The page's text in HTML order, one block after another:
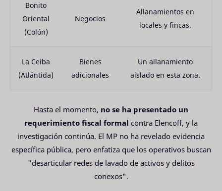
Bonito
Oriental
(Colón)
Negocios
Allanamientos en
locales y fincas.
La Ceiba
(Atlántida)
Bienes
adicionales
Un allanamiento
aislado en esta zona.
Hasta el momento, no se ha presentado un
requerimiento fiscal formal contra Elencoff, y la
investigación continúa. El MP no ha revelado evidencia
específica pública, pero enfatiza que los operativos buscan
"desarticular redes de lavado de activos y delitos
conexos".